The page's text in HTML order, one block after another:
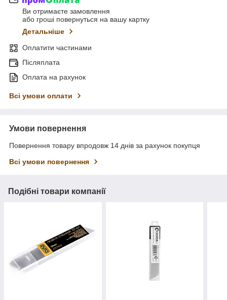
Ви отримаєте замовлення
або гроші повернуться на вашу картку
Детальніше
Оплатити частинами
Післяплата
Оплата на рахунок
Всі умови оплати
Умови повернення
Повернення товару впродовж 14 днів за рахунок покупця
Всі умови повернення
Подібні товари компанії